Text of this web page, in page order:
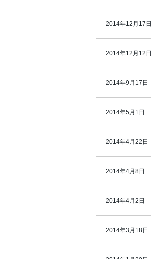
2014年12月17日
2014年12月12日
2014年9月17日
2014年5月1日
2014年4月22日
2014年4月8日
2014年4月2日
2014年3月18日